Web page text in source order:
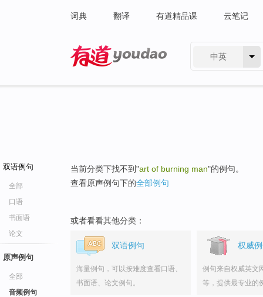
词典 翻译 有道精品课 云笔记
中英
双语例句
全部
口语
书面语
论文
原声例句
全部
音频例句
当前分类下找不到"art of burning man"的例句。
查看原声例句下的全部例句
或者看看其他分类：
双语例句
海量例句，可以按难度查看口语、
书面语、论文例句。
权威
例句来自权威英文
等，提供最专业的